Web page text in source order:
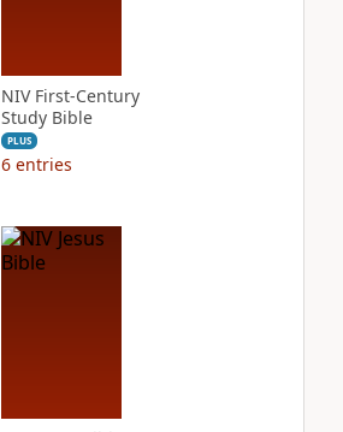
NIV First-Century
Study Bible
PLUS
6 entries